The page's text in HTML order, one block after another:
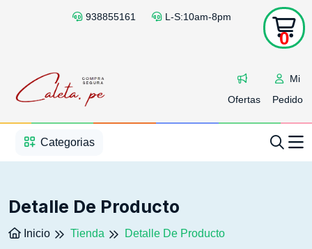
938855161 L-S:10am-8pm
Ofertas
Mi
Pedido
0
Categorias
Detalle De Producto
Inicio Tienda Detalle De Producto